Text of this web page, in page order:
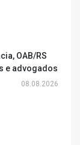
OAB/RS
e advogados
08.08.2026